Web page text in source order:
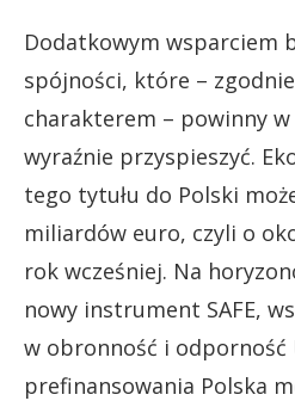
Dodatkowym wsparciem
spójności, które –
charakterem – powinny w
wyraźnie przyspieszyć.
tego tytułu do Polski
miliardów euro, czyli o
rok wcześniej. Na
nowy instrument SAFE,
w obronność i odporność
prefinansowania Polska